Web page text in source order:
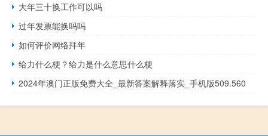
大年三十换工作可以吗
过年发票能换吗吗
如何评价网络拜年
给力什么梗？给力是什么意思什么梗
2024年澳门正版免费大全_最新答案解释落实_手机版509.560